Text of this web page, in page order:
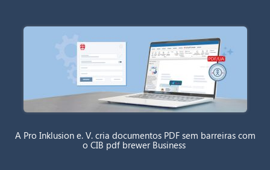
A Pro Inklusion e. V. cria documentos PDF sem barreiras com
o CIB pdf brewer Business